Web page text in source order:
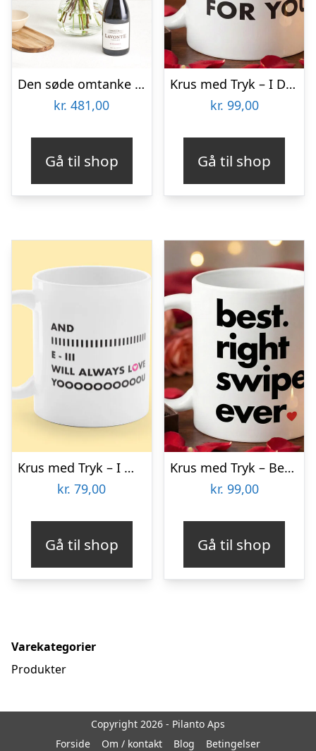
Den søde omtanke med Zinfandel
kr. 481,00
Gå til shop
Krus med Tryk – I Deleted Tinder for You
kr. 99,00
Gå til shop
Krus med Tryk – I Will Always Love You
kr. 79,00
Gå til shop
Krus med Tryk – Best Right Swipe Ever
kr. 99,00
Gå til shop
Varekategorier
Produkter
Copyright 2026 - Pilanto Aps
Forside
Om / kontakt Blog Betingelser